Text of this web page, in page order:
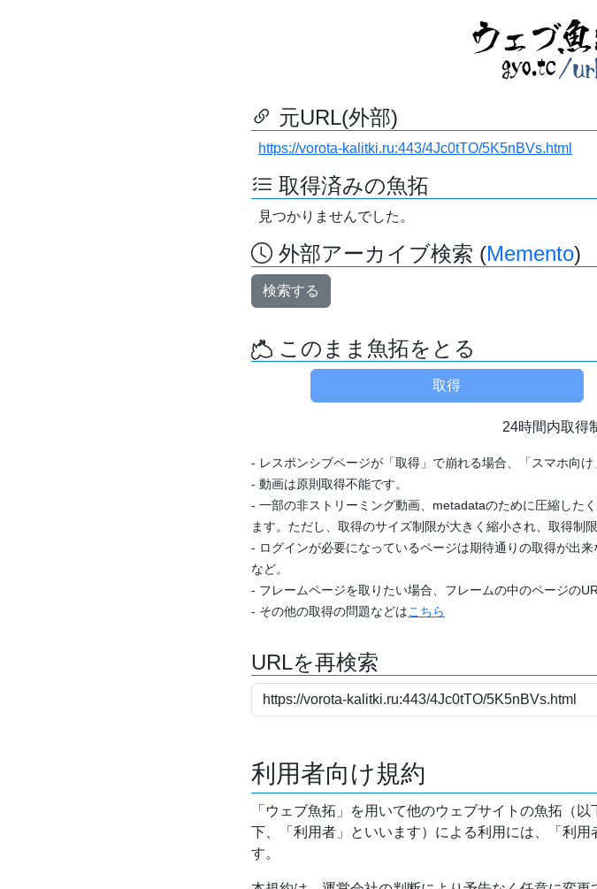
元URL(外部)
https://vorota-kalitki.ru:443/4Jc0tTO/5K5nBVs.html
取得済みの魚拓
見つかりませんでした。
外部アーカイブ検索 (Memento)
検索する
このまま魚拓をとる
24時間内取得
- レスポンシブページが「取得」で崩れる場合、「スマホ向け
- 動画は原則取得不能です。
- 一部の非ストリーミング動画、metadataのために圧縮した
ます。ただし、取得のサイズ制限が大きく縮小され、取得制
- ログインが必要になっているページは期待通りの取得が出
など。
- フレームページを取りたい場合、フレームの中のページの
- その他の取得の問題などはこちら
URLを再検索
利用者向け規約
「ウェブ魚拓」を用いて他のウェブサイトの魚拓（
下、「利用者」といいます）による利用には、「利
す。